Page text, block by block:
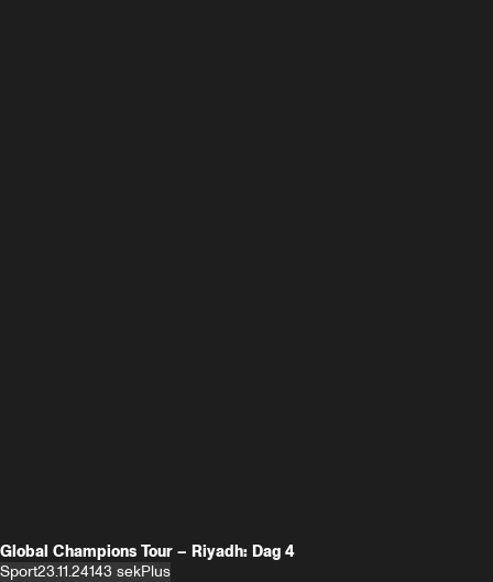
Global Champions Tour – Riyadh: Dag 4
Sport23.11.24143 sekPlus